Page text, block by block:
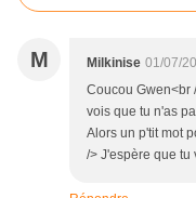
M Milkinise 01/07/
Coucou Gwen<br
vois que tu n'as
Alors un p'tit mot
/> J'espère que tu